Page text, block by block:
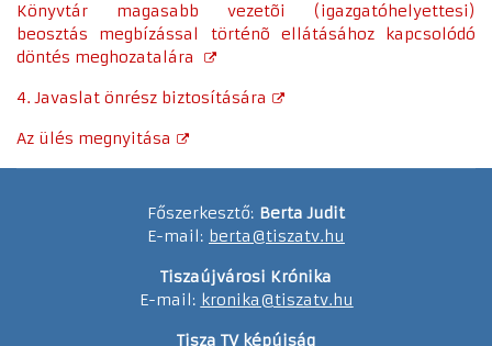
Könyvtár magasabb vezetõi (igazgatóhelyettesi)
beosztás megbízással történõ ellátásához kapcsolódó
döntés meghozatalára
4. Javaslat önrész biztosítására
Az ülés megnyitása
Főszerkesztő: Berta Judit
E-mail: berta@tiszatv.hu
Tiszaújvárosi Krónika
E-mail: kronika@tiszatv.hu
Tisza TV képújság